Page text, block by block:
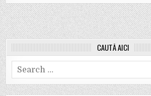
CAUTĂ AICI
Search
for: